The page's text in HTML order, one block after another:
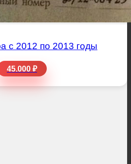
с 2012 по 2013 годы
45.000 ₽